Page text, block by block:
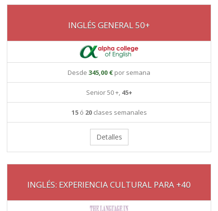
INGLÉS GENERAL 50+
Desde 345,00 € por semana
Senior 50 +, 45+
15ó 20clases semanales
Detalles
INGLÉS: EXPERIENCIA CULTURAL PARA +40